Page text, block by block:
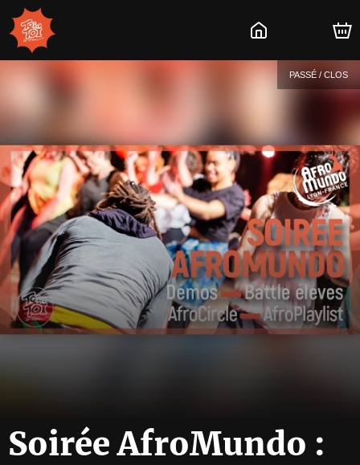
PASSÉ / CLOS
Soirée AfroMundo :